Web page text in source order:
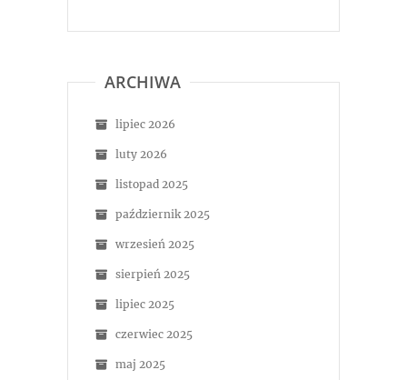
ARCHIWA
lipiec 2026
luty 2026
listopad 2025
październik 2025
wrzesień 2025
sierpień 2025
lipiec 2025
czerwiec 2025
maj 2025